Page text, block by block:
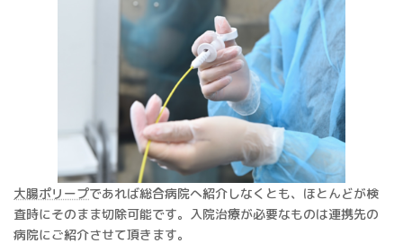
大腸ポリープであれば総合病院へ紹介しなくとも、ほとんどが検
査時にそのまま切除可能です。入院治療が必要なものは連携先の
病院にご紹介させて頂きます。